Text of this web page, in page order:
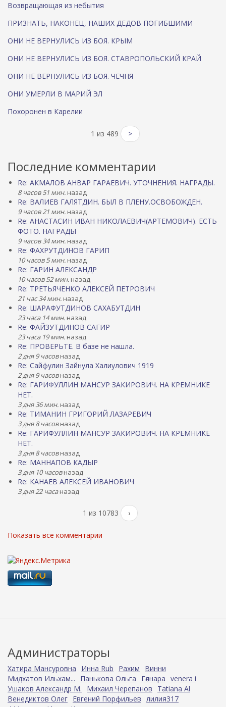
Возвращающая из небытия
ПРИЗНАТЬ, НАКОНЕЦ, НАШИХ ДЕДОВ ПОГИБШИМИ
ОНИ НЕ ВЕРНУЛИСЬ ИЗ БОЯ. КРЫМ
ОНИ НЕ ВЕРНУЛИСЬ ИЗ БОЯ. СТАВРОПОЛЬСКИЙ КРАЙ
ОНИ НЕ ВЕРНУЛИСЬ ИЗ БОЯ. ЧЕЧНЯ
ОНИ УМЕРЛИ В МАРИЙ ЭЛ
Похоронен в Карелии
1 из 489 >
Последние комментарии
Re: АКМАЛОВ АНВАР ГАРАЕВИЧ. УТОЧНЕНИЯ. НАГРАДЫ.
8 часов 51 мин. назад
Re: ВАЛИЕВ ГАЛЯТДИН. БЫЛ В ПЛЕНУ.ОСВОБОЖДЕН.
9 часов 21 мин. назад
Re: АНАСТАСИН ИВАН НИКОЛАЕВИЧ(АРТЕМОВИЧ). ЕСТЬ
ФОТО. НАГРАДЫ
9 часов 34 мин. назад
Re: ФАХРУТДИНОВ ГАРИП
10 часов 5 мин. назад
Re: ГАРИН АЛЕКСАНДР
10 часов 52 мин. назад
Re: ТРЕТЬЯЧЕНКО АЛЕКСЕЙ ПЕТРОВИЧ
21 час 34 мин. назад
Re: ШАРАФУТДИНОВ САХАБУТДИН
23 часа 14 мин. назад
Re: ФАЙЗУТДИНОВ САГИР
23 часа 19 мин. назад
Re: ПРОВЕРЬТЕ. В базе не нашла.
2 дня 9 часовназад
Re: Сайфулин Зайнула Халиулович 1919
2 дня 9 часовназад
Re: ГАРИФУЛЛИН МАНСУР ЗАКИРОВИЧ. НА КРЕМНИКЕ
НЕТ.
3 дня 36 мин. назад
Re: ТИМАНИН ГРИГОРИЙ ЛАЗАРЕВИЧ
3 дня 8 часовназад
Re: ГАРИФУЛЛИН МАНСУР ЗАКИРОВИЧ. НА КРЕМНИКЕ
НЕТ.
3 дня 8 часовназад
Re: МАННАПОВ КАДЫР
3 дня 10 часовназад
Re: КАНАЕВ АЛЕКСЕЙ ИВАНОВИЧ
3 дня 22 часаназад
1 из 10783 ›
Показать все комментарии
Администраторы
Хатира Мансуровна Инна Rub Рахим
Винни
Мидхатов Ильхам...
Панькова Ольга Гөлнара venera i
Ушаков Александр М.
Михаил Черепанов
Tatiana Al
Венедиктов Олег Евгений Порфильев лилия317